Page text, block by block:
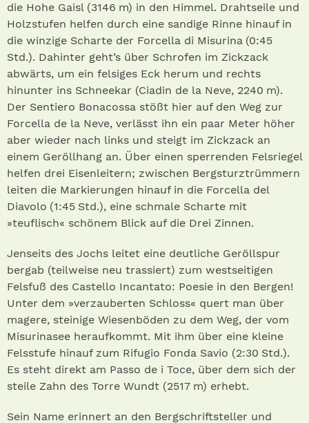
die Hohe Gaisl (3146 m) in den Himmel. Drahtseile und
Holzstufen helfen durch eine sandige Rinne hinauf in
die winzige Scharte der Forcella di Misurina (0:45
Std.). Dahinter geht’s über Schrofen im Zickzack
abwärts, um ein felsiges Eck herum und rechts
hinunter ins Schneekar (Ciadin de la Neve, 2240 m).
Der Sentiero Bonacossa stößt hier auf den Weg zur
Forcella de la Neve, verlässt ihn ein paar Meter höher
aber wieder nach links und steigt im Zickzack an
einem Geröllhang an. Über einen sperrenden Felsriegel
helfen drei Eisenleitern; zwischen Bergsturztrümmern
leiten die Markierungen hinauf in die Forcella del
Diavolo (1:45 Std.), eine schmale Scharte mit
»teuflisch« schönem Blick auf die Drei Zinnen.
Jenseits des Jochs leitet eine deutliche Geröllspur
bergab (teilweise neu trassiert) zum westseitigen
Felsfuß des Castello Incantato: Poesie in den Bergen!
Unter dem »verzauberten Schloss« quert man über
magere, steinige Wiesenböden zu dem Weg, der vom
Misurinasee heraufkommt. Mit ihm über eine kleine
Felsstufe hinauf zum Rifugio Fonda Savio (2:30 Std.).
Es steht direkt am Passo de i Toce, über dem sich der
steile Zahn des Torre Wundt (2517 m) erhebt.
Sein Name erinnert an den Bergschriftsteller und